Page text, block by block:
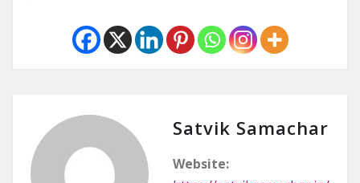
Satvik Samachar
Website: